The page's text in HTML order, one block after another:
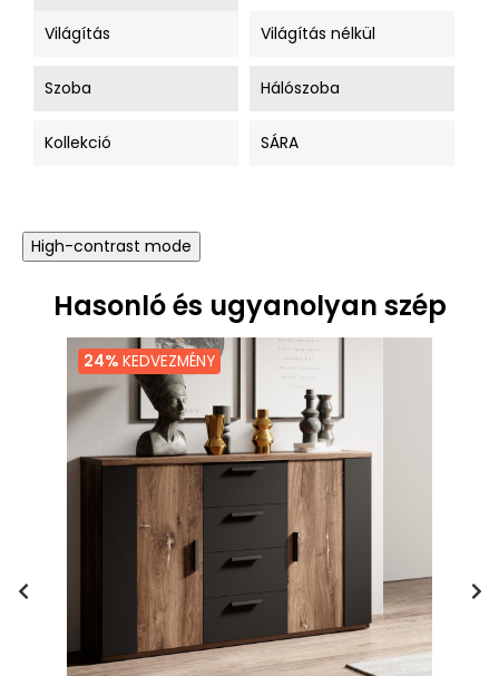
Világítás Világítás nélkül
Szoba Hálószoba
Kollekció SÁRA
High-contrast mode
Hasonló és ugyanolyan szép
24% KEDVEZMÉNY